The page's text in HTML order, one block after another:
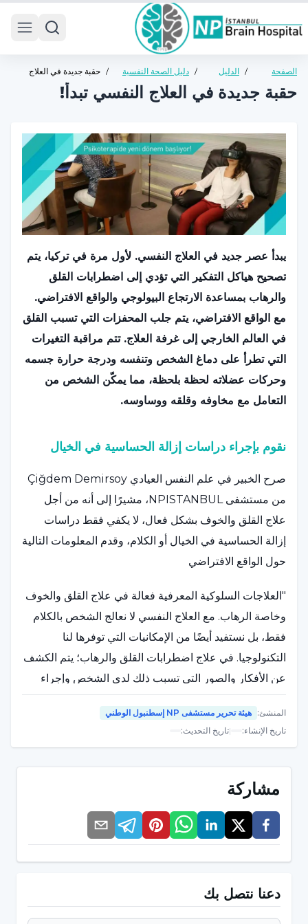
الصفحة
/ الدليل
/ دليل الصحة النفسية
للبالغين
/ حقبة جديدة في العلاج
النفسي تبدأ!
حقبة جديدة في العلاج النفسي تبدأ!
يبدأ عصر جديد في العلاج النفسي. لأول مرة في تركيا، يتم
تصحيح هياكل التفكير التي تؤدي إلى اضطرابات القلق
والرهاب بمساعدة الارتجاع البيولوجي والواقع الافتراضي.
مع الواقع الافتراضي، يتم جلب المحفزات التي تسبب القلق
في العالم الخارجي إلى غرفة العلاج. تتم مراقبة التغيرات
التي تطرأ على دماغ الشخص وتنفسه ودرجة حرارة جسمه
وحركات عضلاته لحظة بلحظة، مما يمكّن الشخص من
التعامل مع مخاوفه وقلقه ووساوسه.
نقوم بإجراء دراسات إزالة الحساسية في الخيال
صرح الخبير في علم النفس العيادي Çiğdem Demirsoy
من مستشفى NPISTANBUL، مشيرًا إلى أنه من أجل
علاج القلق والخوف بشكل فعال، لا يكفي فقط دراسات
إزالة الحساسية في الخيال أو الكلام، وقدم المعلومات التالية
حول الواقع الافتراضي
"العلاجات السلوكية المعرفية فعالة في علاج القلق والخوف
وخاصة الرهاب. مع العلاج النفسي لا نعالج الشخص بالكلام
فقط، بل نستفيد أيضًا من الإمكانيات التي توفرها لنا
التكنولوجيا. في علاج اضطرابات القلق والرهاب؛ يتم الكشف
عن الأفكار والصور التي تسبب ذلك لدى الشخص وإجراء
دراسات إزالة الحساسية التدريجية عليها. ولكي يختفي القلق
والخوف تمامًا، يجب أن يواجه الشخص الموقف الذي يسبب
القلق والخوف. حتى الآن كنا نقوم بدراسات إزالة التحسس
والقلق تمامًا يجب أن يتعرض الشخص لذلك المثير أو ذلك
الموقف، أي عندما يواجه الشخص ذلك الموقف في الحياة
الواقعية، يتعلم كيف يتعامل معه. على سبيل المثال، هناك
العديد من الأساليب والتقنيات المختلفة حول كيفية التعرف
على أفكار الشخص الخاطئة حول الخوف من الكلاب، وكيفية
التعرف على المشاعر المصاحبة لها وكيفية تغييرها. يمكنك
القيام بذلك في غرفة الجلسة، ولكن في الحياة الواقعية لا
المنشئ: هيئة تحرير مستشفى NP إسطنبول الوطني
تاريخ الإنشاء:
|تاريخ التحديث:
مشاركة
دعنا نتصل بك